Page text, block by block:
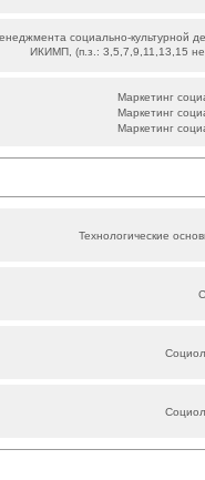
социально-культурной
ИКИМП, (п.з.: 3,5,7,9,11,13,15
Маркетинг
Маркетинг
Маркетинг
Технологические